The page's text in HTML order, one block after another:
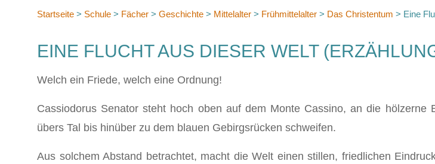
Startseite > Schule > Fächer > Geschichte > Mittelalter > Frühmittelalter > Das Christentum > Eine
EINE FLUCHT AUS DIESER WELT
Welch ein Friede, welch eine Ordnung!
Cassiodorus Senator steht hoch oben auf dem Monte Cassino, an die
übers Tal bis hinüber zu dem blauen Gebirgs­rücken schweifen.
Aus solchem Abstand betrachtet, macht die Welt einen stillen, friedlichen